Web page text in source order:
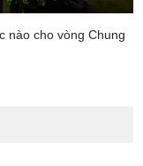
nào cho vòng Chung